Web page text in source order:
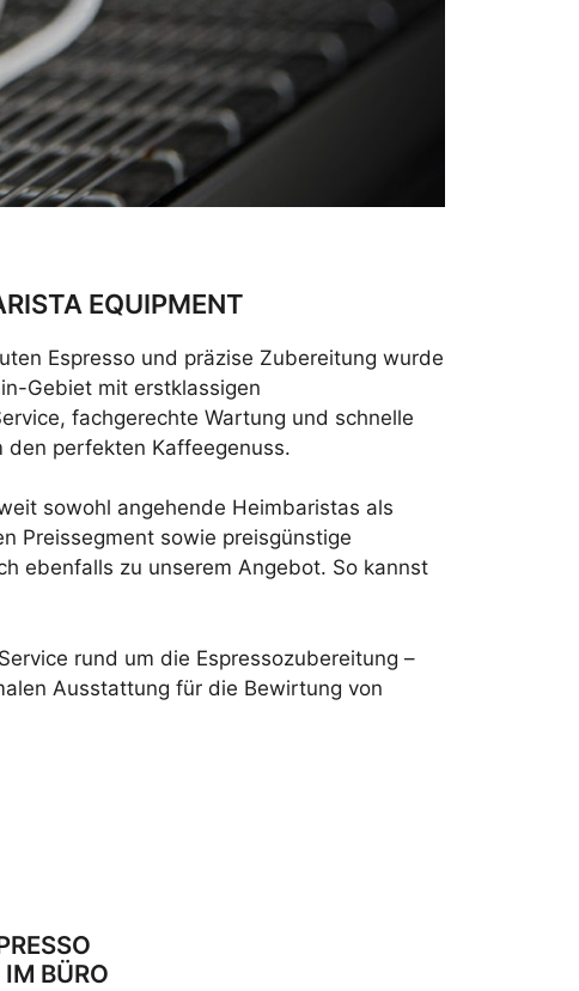
EQUIPMENT
Espresso und präzise Zubereitung wurde
Gebiet mit erstklassigen
fachgerechte Wartung und schnelle
den perfekten Kaffeegenuss.
sowohl angehende Heimbaristas als
Preissegment sowie preisgünstige
ebenfalls zu unserem Angebot. So kannst
rund um die Espressozubereitung –
Ausstattung für die Bewirtung von
BÜRO